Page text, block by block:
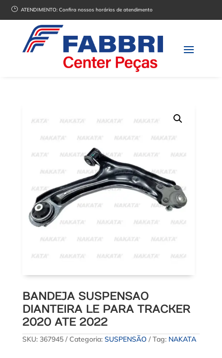
} ATENDIMENTO:Confira nossos horários de atendimento
BANDEJA SUSPENSAO
DIANTEIRA LE PARA TRACKER
2020 ATE 2022
SKU: 367945 Categoria: SUSPENSÃO Tag: NAKATA